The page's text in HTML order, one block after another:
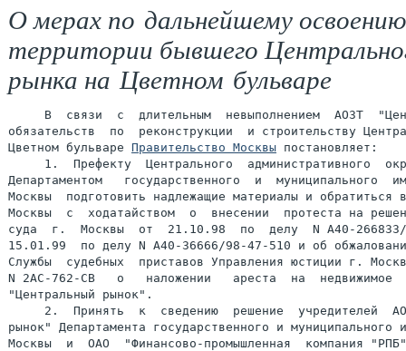
О мерах по дальнейшему освоению
территории бывшего
рынка на Цветном бульваре
В  связи  с  длительным  невыполнением  АОЗТ
обязательств  по  реконструкции  и строительству
Цветном бульваре Правительство Москвы постановляет:
1.  Префекту  Центрального  административного
Департаментом   государственного  и  муниципального
Москвы  подготовить надлежащие материалы и обратиться
Москвы  с  ходатайством  о  внесении  протеста на
суда  г.  Москвы  от  21.10.98  по  делу  N А40-
15.01.99  по делу N А40-36666/98-47-510 и об
Службы  судебных  приставов Управления юстиции г.
N 2АС-762-СВ   о   наложении   ареста  на  недвижимое
"Центральный рынок".
2.  Принять  к  сведению  решение  учредителей
рынок" Департамента государственного и муниципального
Москвы  и  ОАО  "Финансово-промышленная  компания